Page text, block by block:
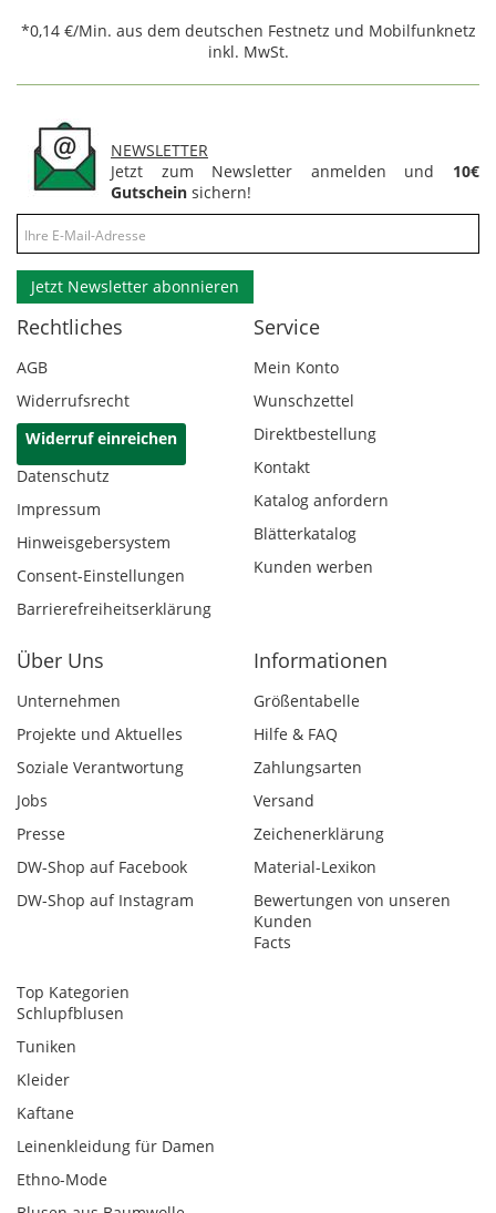
*0,14 €/Min. aus dem deutschen Festnetz und Mobilfunknetz
inkl. MwSt.
NEWSLETTER
Jetzt zum Newsletter anmelden und 10€
Gutschein sichern!
Jetzt Newsletter abonnieren
Rechtliches
AGB
Widerrufsrecht
Widerruf einreichen
Datenschutz
Impressum
Hinweisgebersystem
Consent-Einstellungen
Barrierefreiheitserklärung
Service
Mein Konto
Wunschzettel
Direktbestellung
Kontakt
Katalog anfordern
Blätterkatalog
Kunden werben
Über Uns
Unternehmen
Projekte und Aktuelles
Soziale Verantwortung
Jobs
Presse
DW-Shop auf Facebook
DW-Shop auf Instagram
Informationen
Größentabelle
Hilfe & FAQ
Zahlungsarten
Versand
Zeichenerklärung
Material-Lexikon
Bewertungen von unseren
Kunden
Facts
Top Kategorien
Schlupfblusen
Tuniken
Kleider
Kaftane
Leinenkleidung für Damen
Ethno-Mode